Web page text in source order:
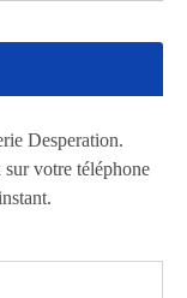
Desperation.
votre téléphone